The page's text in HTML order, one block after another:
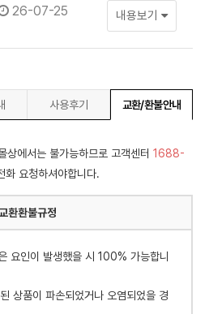
26-07-25 내용보기
사용후기 교환/환불안내
에서는 불가능하므로 고객센터 1688-
화 요청하셔야합니다.
환환불규정
요인이 발생했을 시 100% 가능합니
상품이 파손되었거나 오염되었을 경